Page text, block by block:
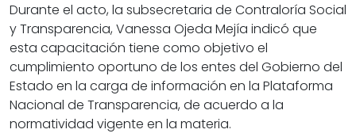
Durante el acto, la subsecretaria de Contraloría Social
y Transparencia, Vanessa Ojeda Mejía indicó que
esta capacitación tiene como objetivo el
cumplimiento oportuno de los entes del Gobierno del
Estado en la carga de información en la Plataforma
Nacional de Transparencia, de acuerdo a la
normatividad vigente en la materia.